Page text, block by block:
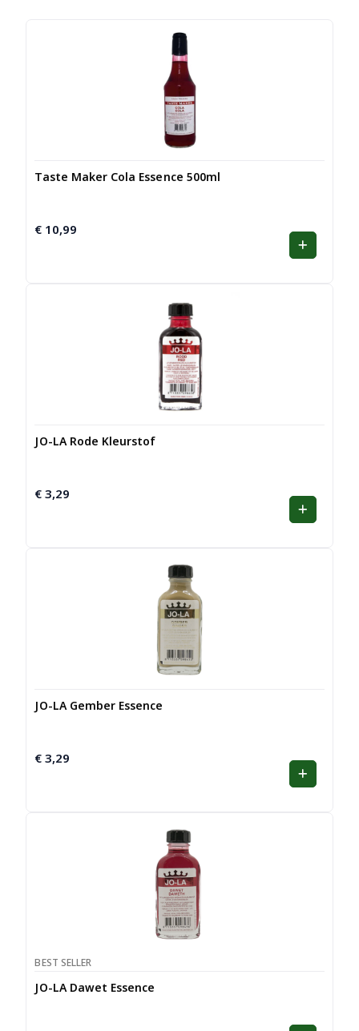
Taste Maker Cola Essence 500ml
€ 10,99
JO-LA Rode Kleurstof
€ 3,29
JO-LA Gember Essence
€ 3,29
BEST SELLER
JO-LA Dawet Essence